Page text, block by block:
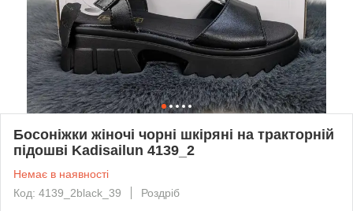
Босоніжки жіночі чорні шкіряні на тракторній
підошві Kadisailun 4139_2
Немає в наявності
Код: 4139_2black_39
Роздріб